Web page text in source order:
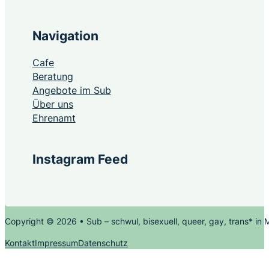
Navigation
Cafe
Beratung
Angebote im Sub
Über uns
Ehrenamt
Instagram Feed
Copyright © 2026 • Sub – schwul, bisexuell, queer, gay, trans* in
KontaktImpressumDatenschutz